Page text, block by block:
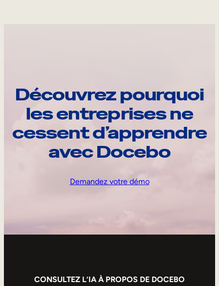
Découvrez pourquoi
les entreprises ne
cessent d’apprendre
avec Docebo
Demandez votre démo
CONSULTEZ L’IA À PROPOS DE DOCEBO